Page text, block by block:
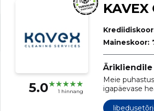
5.0 1 hinnang
KAVEX
Maineskoor:
Ärikliendile
Meie
igapäevase